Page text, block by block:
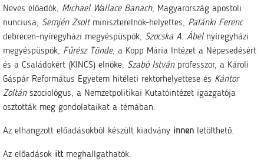
Neves előadók, Michael Wallace Banach, Magyarország apostoli
nunciusa, Semjén Zsoltminiszterelnök-helyettes, Palánki Ferenc
debrecen-nyíregyházi megyéspüspök, Szocska A. Ábel nyíregyházi
megyéspüspök, Fűrész Tünde, a Kopp Mária Intézet a Népesedésért
és a Családokért (KINCS) elnöke, Szabó Istvánprofesszor, a Károli
Gáspár Református Egyetem hitéleti rektorhelyettese és Kántor
Zoltán szociológus, a Nemzetpolitikai Kutatóintézet igazgatója
osztották meg gondolataikat a témában.
Az elhangzott előadásokból készült kiadvány innen letölthető.
Az előadások ittmeghallgathatók.